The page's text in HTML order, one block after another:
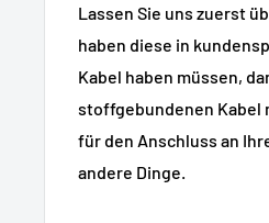
Lassen Sie uns zuerst
haben diese in
Kabel haben müssen,
stoffgebundenen Kabel
für den Anschluss an
andere Dinge.